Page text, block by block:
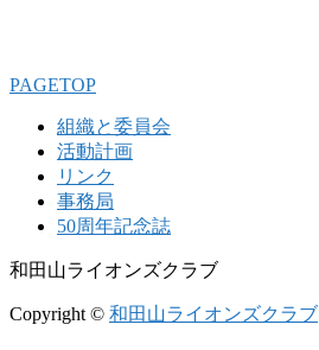
PAGETOP
組織と委員会
活動計画
リンク
事務局
50周年記念誌
和田山ライオンズクラブ
Copyright © 和田山ライオンズクラブ